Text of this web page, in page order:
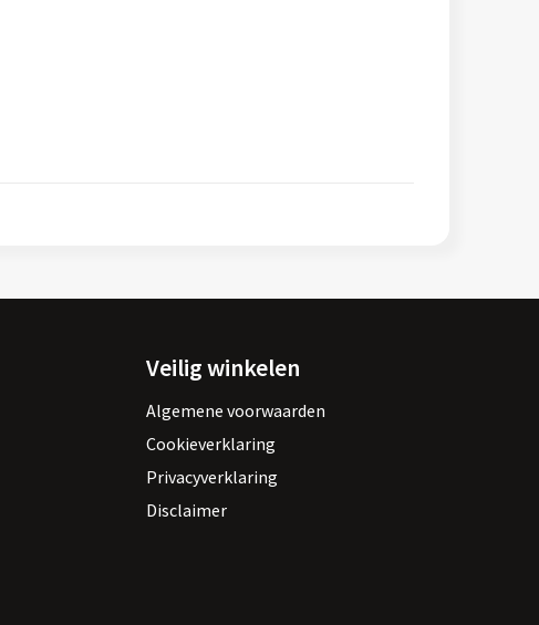
Veilig winkelen
Algemene voorwaarden
Cookieverklaring
Privacyverklaring
Disclaimer